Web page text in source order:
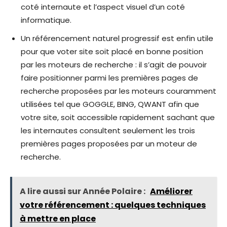
coté internaute et l’aspect visuel d’un coté
informatique.
Un référencement naturel progressif est enfin utile
pour que voter site soit placé en bonne position
par les moteurs de recherche : il s’agit de pouvoir
faire positionner parmi les premières pages de
recherche proposées par les moteurs couramment
utilisées tel que GOGGLE, BING, QWANT afin que
votre site, soit accessible rapidement sachant que
les internautes consultent seulement les trois
premières pages proposées par un moteur de
recherche.
A lire aussi sur Année Polaire : Améliorer
votre référencement : quelques techniques
à mettre en place